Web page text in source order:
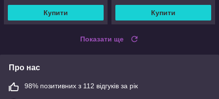
Купити Купити
Показати ще
Про нас
98% позитивних з 112 відгуків за рік